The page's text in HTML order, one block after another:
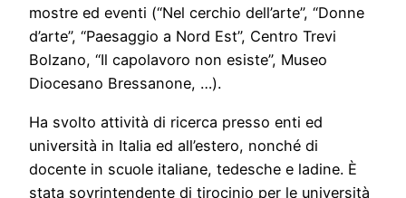
mostre ed eventi (“Nel cerchio dell’arte”, “Donne
d’arte”, “Paesaggio a Nord Est”, Centro Trevi
Bolzano, “Il capolavoro non esiste”, Museo
Diocesano Bressanone, …).
Ha svolto attività di ricerca presso enti ed
università in Italia ed all’estero, nonché di
docente in scuole italiane, tedesche e ladine. È
stata sovrintendente di tirocinio per le università